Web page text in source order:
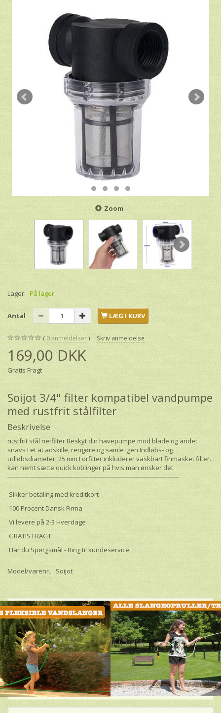
Zoom
Lager: På lager
Antal LÆG I KURV
0 anmeldelser Skriv anmeldelse
169,00 DKK
Gratis Fragt
Soijot 3/4" filter kompatibel vandpumpe
med rustfrit stålfilter
Beskrivelse
rustfrit stål netfilter Beskyt din havepumpe mod blade og andet
snavs Let at adskille, rengøre og samle igen Indløbs- og
udløbsdiameter: 25 mm Forfilter inkluderer vaskbart finmasket filter.
kan nemt sætte quick koblinger på hvis man ønsker det.
---------------------------------------------------------------------------------------
Sikker betaling med kreditkort
100 Procent Dansk Firma
Vi levere på 2-3 Hverdage
GRATIS FRAGT
Har du Spørgsmål - Ring til kundeservice
Model/varenr.: Soijot